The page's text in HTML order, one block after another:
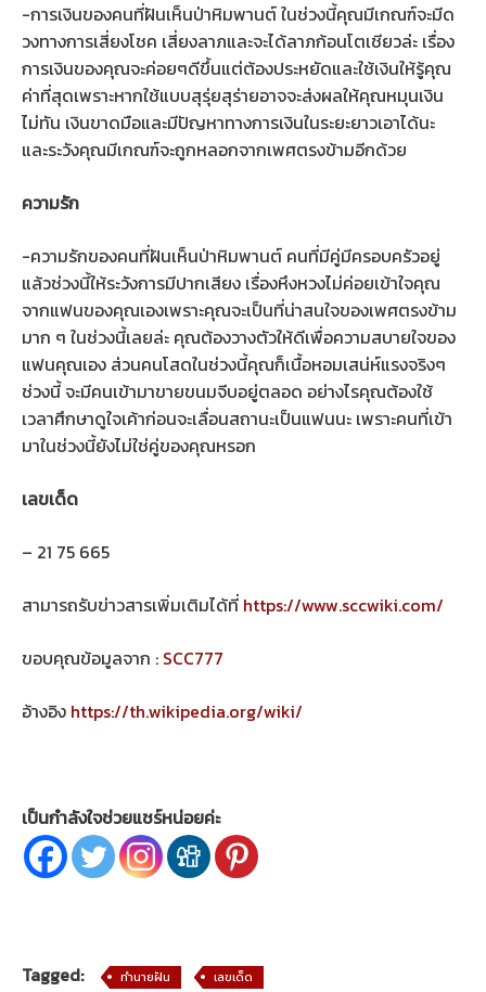
-การเงินของคนที่ฝันเห็นป่าหิมพานต์ ในช่วงนี้คุณมีเกณฑ์จะมีด
วงทางการเสี่ยงโชค เสี่ยงลาภและจะได้ลาภก้อนโตเชียวล่ะ เรื่อง
การเงินของคุณจะค่อยๆดีขึ้นแต่ต้องประหยัดและใช้เงินให้รู้คุณ
ค่าที่สุดเพราะหากใช้แบบสุรุ่ยสุร่ายอาจจะส่งผลให้คุณหมุนเงิน
ไม่ทัน เงินขาดมือและมีปัญหาทางการเงินในระยะยาวเอาได้นะ
และระวังคุณมีเกณฑ์จะถูกหลอกจากเพศตรงข้ามอีกด้วย
ความรัก
-ความรักของคนที่ฝันเห็นป่าหิมพานต์ คนที่มีคู่มีครอบครัวอยู่
แล้วช่วงนี้ให้ระวังการมีปากเสียง เรื่องหึงหวงไม่ค่อยเข้าใจคุณ
จากแฟนของคุณเองเพราะคุณจะเป็นที่น่าสนใจของเพศตรงข้าม
มาก ๆ ในช่วงนี้เลยล่ะ คุณต้องวางตัวให้ดีเพื่อความสบายใจของ
แฟนคุณเอง ส่วนคนโสดในช่วงนี้คุณก็เนื้อหอมเสน่ห์แรงจริงๆ
ช่วงนี้ จะมีคนเข้ามาขายขนมจีบอยู่ตลอด อย่างไรคุณต้องใช้
เวลาศึกษาดูใจเค้าก่อนจะเลื่อนสถานะเป็นแฟนนะ เพราะคนที่เข้า
มาในช่วงนี้ยังไม่ใช่คู่ของคุณหรอก
เลขเด็ด
– 21 75 665
สามารถรับข่าวสารเพิ่มเติมได้ที่ https://www.sccwiki.com/
ขอบคุณข้อมูลจาก : SCC777
อ้างอิง https://th.wikipedia.org/wiki/
เป็นกำลังใจช่วยแชร์หน่อยค่ะ
Tagged: ทำนายฝัน เลขเด็ด